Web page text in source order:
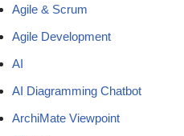
Agile & Scrum
Agile Development
AI
AI Diagramming Chatbot
ArchiMate Viewpoint